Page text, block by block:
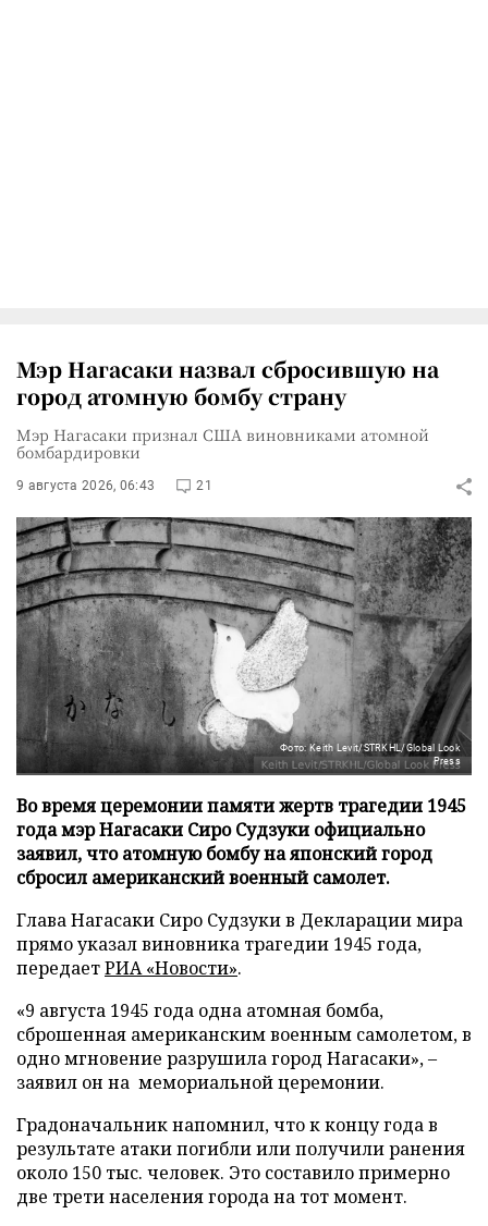
Мэр Нагасаки назвал сбросившую на
город атомную бомбу страну
Мэр Нагасаки признал США виновниками атомной
бомбардировки
9 августа 2026, 06:43 21
Фото: Keith Levit/STRKHL/Global Look
Press
Во время церемонии памяти жертв трагедии 1945
года мэр Нагасаки Сиро Судзуки официально
заявил, что атомную бомбу на японский город
сбросил американский военный самолет.
Глава Нагасаки Сиро Судзуки в Декларации мира
прямо указал виновника трагедии 1945 года,
передаетРИА «Новости».
«9 августа 1945 года одна атомная бомба,
сброшенная американским военным самолетом, в
одно мгновение разрушила город Нагасаки», –
заявил он на мемориальной церемонии.
Градоначальник напомнил, что к концу года в
результате атаки погибли или получили ранения
около 150 тыс. человек. Это составило примерно
две трети населения города на тот момент.